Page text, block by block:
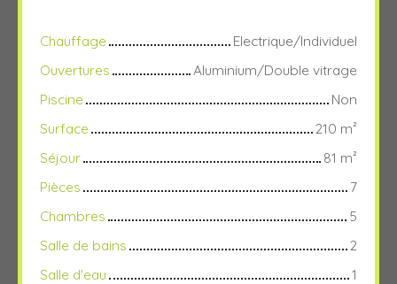
Chauffage
Electrique/Individuel
Ouvertures
Aluminium/Double vitrage
Piscine
Non
Surface
210 m²
Séjour
81 m²
Pièces
7
Chambres
5
Salle de bains
2
Salle d'eau
1